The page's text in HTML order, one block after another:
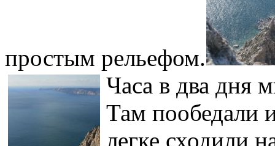
простым рельефом.
Часа в два дня
Там пообедали
легке сходили